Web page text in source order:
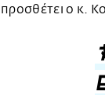
προσθέτει ο κ.